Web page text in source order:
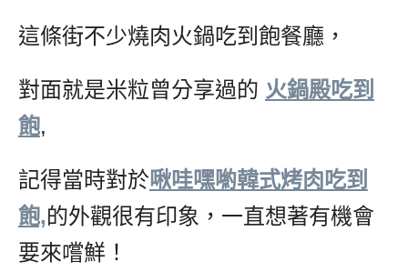
這條街不少燒肉火鍋吃到飽餐廳，
對面就是米粒曾分享過的 火鍋殿吃到
飽,
記得當時對於啾哇嘿喲韓式烤肉吃到
飽,的外觀很有印象，一直想著有機會
要來嚐鮮！